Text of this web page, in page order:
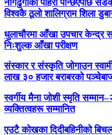
नागढुंगाको पहिरो पन्छिएपछि
विश्वकै ठूलो शालिग्राम शिला
धुलाचौरमा आँखा उपचार केन्द्र
निःशुल्क आँखा परीक्षण
संस्कार र संस्कृति जोगाउन
लाख ३० हजार बराबरको
स्वर्गीय मैना जोशी स्मृति
व्यक्तित्वहरू सम्मानित
एउटै कोखका दिदीबहिनीको